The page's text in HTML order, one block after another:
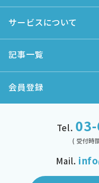
サービスについて
記事一覧
会員登録
Tel.
( 受付時
Mail.